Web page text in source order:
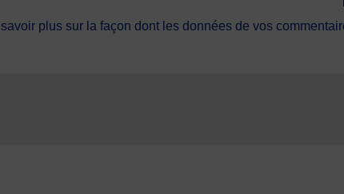
savoir plus sur la façon dont les données de vos